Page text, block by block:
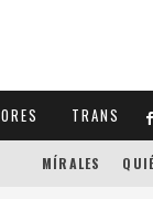
TRANS
MÍRALES